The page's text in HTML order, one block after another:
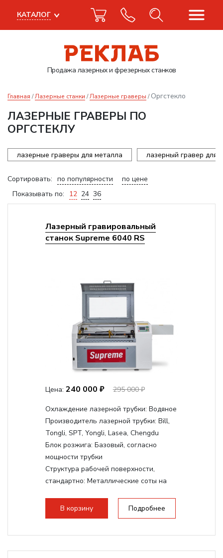
Продажа лазерныхи фрезерных станков
КАТАЛОГ
Главная Лазерные станки Лазерные граверы Оргстекло
ЛАЗЕРНЫЕ ГРАВЕРЫ ПО
ОРГСТЕКЛУ
лазерные граверы для металла лазерный гравер для
Сортировать: по популярности
по цене
Показывать по:
12 24 36
Лазерный гравировальный
станок Supreme 6040 RS
Цена: 240 000 ₽ 295 000 ₽
Охлаждение лазерной трубки: Водяное
Производитель лазерной трубки: Bill,
Tongli, SPT, Yongli, Lasea, Chengdu
Блок розжига: Базовый, согласно
мощности трубки
Структура рабочей поверхности,
стандартно: Металлические соты на
Дисплей:3.5" Цветной TFT LCD
Подъемный стол(ось Z):Винтовой на
20мм, Нижнее отверстие - 200мм
В корзину Подробнее